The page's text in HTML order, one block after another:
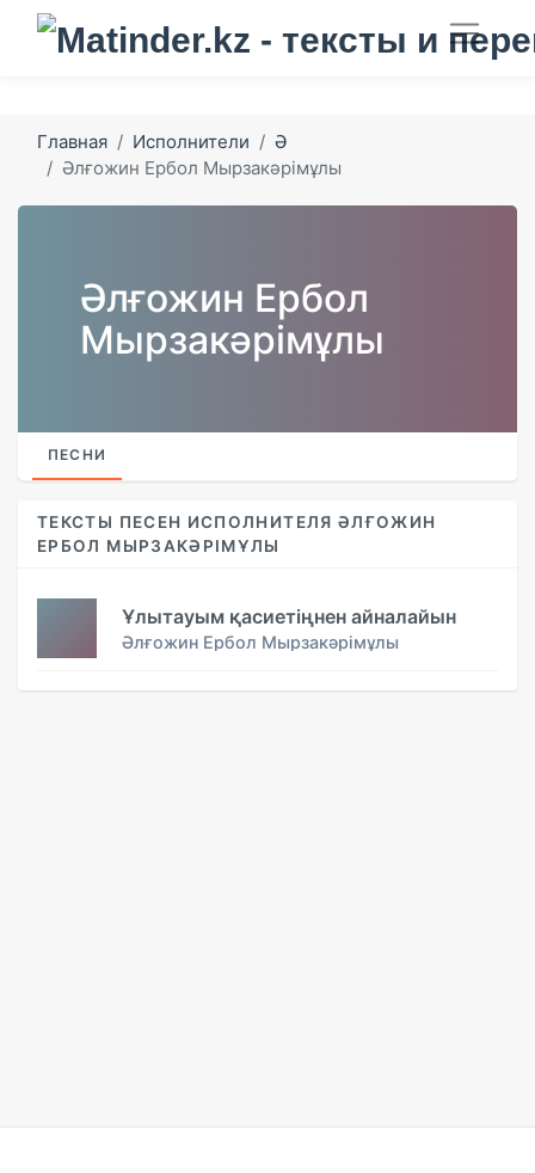
Главная Исполнители
Ә
Әлғожин Ербол Мырзакәрімұлы
Әлғожин Ербол
Мырзакәрімұлы
ПЕСНИ
ТЕКСТЫ ПЕСЕН ИСПОЛНИТЕЛЯ ӘЛҒОЖИН
ЕРБОЛ МЫРЗАКӘРІМҰЛЫ
Ұлытауым қасиетіңнен айналайын
Әлғожин Ербол Мырзакәрімұлы